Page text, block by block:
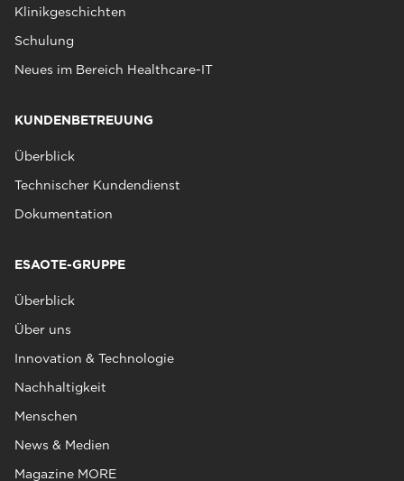
Klinikgeschichten
Schulung
Neues im Bereich Healthcare-IT
KUNDENBETREUUNG
Überblick
Technischer Kundendienst
Dokumentation
ESAOTE-GRUPPE
Überblick
Über uns
Innovation & Technologie
Nachhaltigkeit
Menschen
News & Medien
Magazine MORE